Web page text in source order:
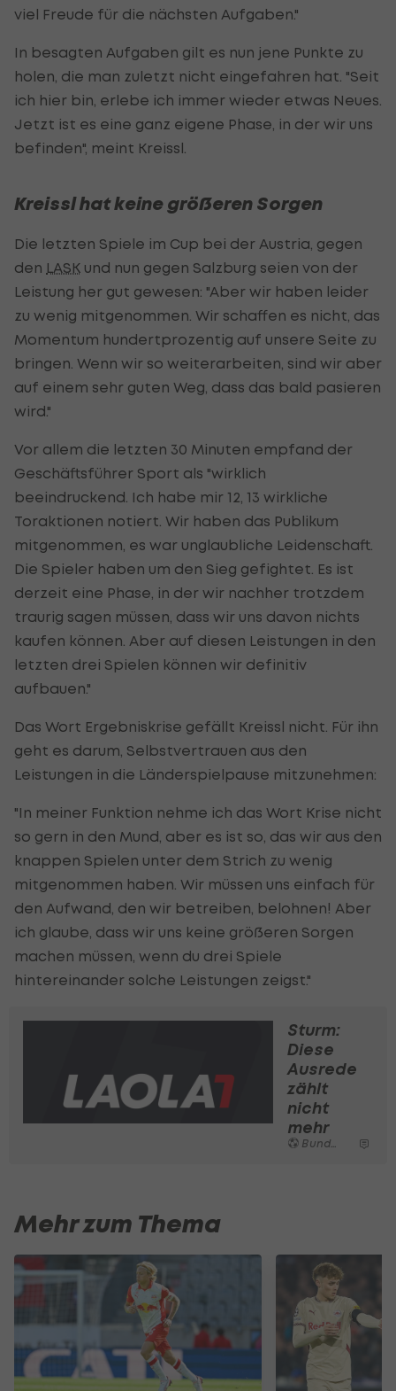
viel Freude für die nächsten Aufgaben."
In besagten Aufgaben gilt es nun jene Punkte zu
holen, die man zuletzt nicht eingefahren hat. "Seit
ich hier bin, erlebe ich immer wieder etwas Neues.
Jetzt ist es eine ganz eigene Phase, in der wir uns
befinden", meint Kreissl.
Kreissl hat keine größeren Sorgen
Die letzten Spiele im Cup bei der Austria, gegen
den LASK und nun gegen Salzburg seien von der
Leistung her gut gewesen: "Aber wir haben leider
zu wenig mitgenommen. Wir schaffen es nicht, das
Momentum hundertprozentig auf unsere Seite zu
bringen. Wenn wir so weiterarbeiten, sind wir aber
auf einem sehr guten Weg, dass das bald pasieren
wird."
Vor allem die letzten 30 Minuten empfand der
Geschäftsführer Sport als "wirklich
beeindruckend. Ich habe mir 12, 13 wirkliche
Toraktionen notiert. Wir haben das Publikum
mitgenommen, es war unglaubliche Leidenschaft.
Die Spieler haben um den Sieg gefightet. Es ist
derzeit eine Phase, in der wir nachher trotzdem
traurig sagen müssen, dass wir uns davon nichts
kaufen können. Aber auf diesen Leistungen in den
letzten drei Spielen können wir definitiv
aufbauen."
Das Wort Ergebniskrise gefällt Kreissl nicht. Für ihn
geht es darum, Selbstvertrauen aus den
Leistungen in die Länderspielpause mitzunehmen:
"In meiner Funktion nehme ich das Wort Krise nicht
so gern in den Mund, aber es ist so, das wir aus den
knappen Spielen unter dem Strich zu wenig
mitgenommen haben. Wir müssen uns einfach für
den Aufwand, den wir betreiben, belohnen! Aber
ich glaube, dass wir uns keine größeren Sorgen
machen müssen, wenn du drei Spiele
hintereinander solche Leistungen zeigst."
Sturm:
Diese
Ausrede
zählt
nicht
mehr
Bundesliga
Mehr zum Thema